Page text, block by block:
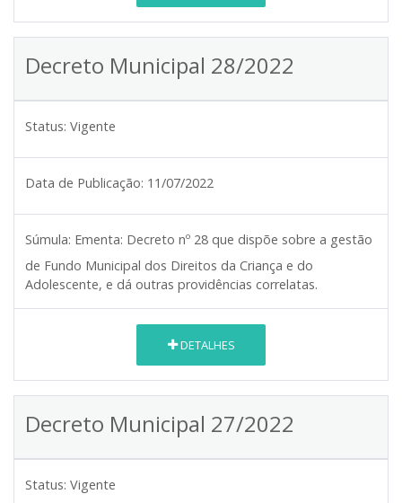
Decreto Municipal 28/2022
Status: Vigente
Data de Publicação: 11/07/2022
Súmula: Ementa: Decreto nº 28 que dispõe sobre a gestão
de Fundo Municipal dos Direitos da Criança e do
Adolescente, e dá outras providências correlatas.
DETALHES
Decreto Municipal 27/2022
Status: Vigente